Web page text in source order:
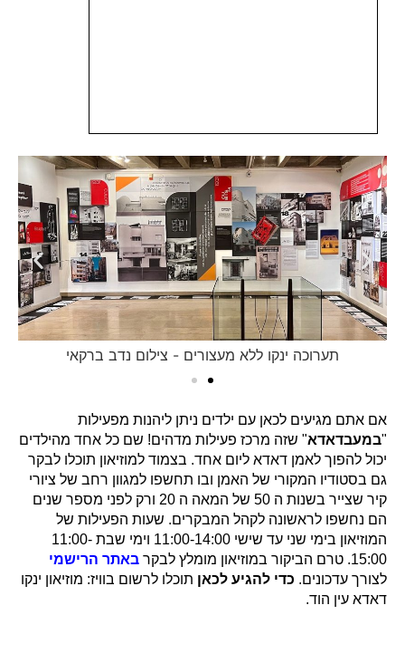
תערוכה ינקו ללא מעצורים - צילום נדב ברקאי
אם אתם מגיעים לכאן עם ילדים ניתן ליהנות מפעילות
"במעבדאדא" שזה מרכז פעילות מדהים! שם כל אחד מהילדים
יכול להפוך לאמן דאדא ליום אחד. בצמוד למוזיאון תוכלו לבקר
גם בסטודיו המקורי של האמן ובו תחשפו למגוון רחב של ציורי
קיר שצייר בשנות ה 50 של המאה ה 20 ורק לפני מספר שנים
הם נחשפו לראשונה לקהל המבקרים. שעות הפעילות של
המוזיאון בימי שני עד שישי 11:00-14:00 וימי שבת 11:00-
15:00. טרם הביקור במוזיאון מומלץ לבקר
באתר הרישמי
לצורך עדכונים. כדי להגיע לכאן תוכלו לרשום בוויז: מוזיאון ינקו
דאדא עין הוד.